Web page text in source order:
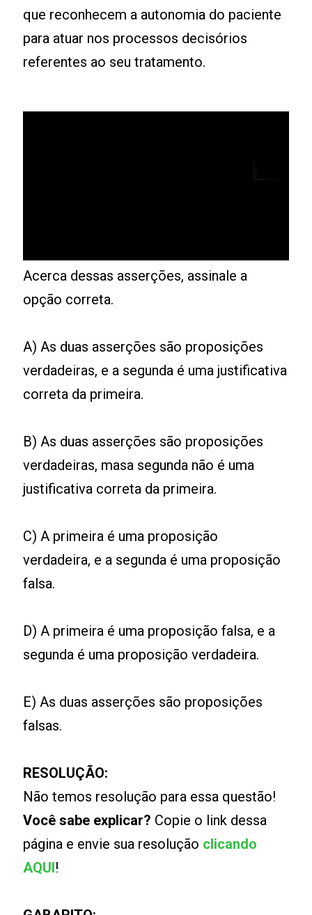
que reconhecem a autonomia do paciente
para atuar nos processos decisórios
referentes ao seu tratamento.
Acerca dessas asserções, assinale a
opção correta.
A) As duas asserções são proposições
verdadeiras, e a segunda é uma justificativa
correta da primeira.
B) As duas asserções são proposições
verdadeiras, masa segunda não é uma
justificativa correta da primeira.
C) A primeira é uma proposição
verdadeira, e a segunda é uma proposição
falsa.
D) A primeira é uma proposição falsa, e a
segunda é uma proposição verdadeira.
E) As duas asserções são proposições
falsas.
RESOLUÇÃO:
Não temos resolução para essa questão!
Você sabe explicar? Copie o link dessa
página e envie sua resolução clicando
AQUI!